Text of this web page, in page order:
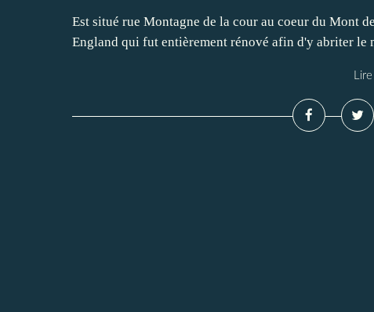
Est situé rue Montagne de la cour au coeur du Mont
England qui fut entièrement rénové afin d'y abriter le